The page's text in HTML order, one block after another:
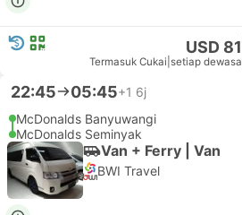
USD 81
Termasuk Cukai setiap dewasa
22:45 05:45+1 6j
McDonalds Banyuwangi
McDonalds Seminyak
Van + Ferry | Van
BWI Travel